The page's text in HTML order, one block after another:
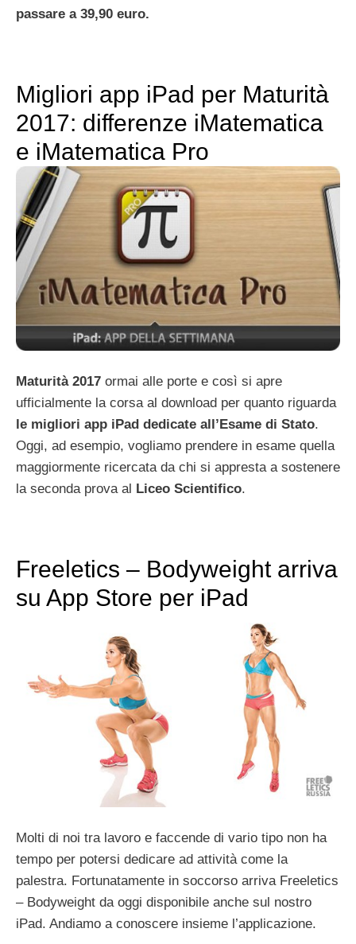
passare a 39,90 euro.
Migliori app iPad per Maturità
2017: differenze iMatematica
e iMatematica Pro
Maturità 2017 ormai alle porte e così si apre
ufficialmente la corsa al download per quanto riguarda
le migliori app iPad dedicate all’Esame di Stato.
Oggi, ad esempio, vogliamo prendere in esame quella
maggiormente ricercata da chi si appresta a sostenere
la seconda prova al Liceo Scientifico.
Freeletics – Bodyweight arriva
su App Store per iPad
Molti di noi tra lavoro e faccende di vario tipo non ha
tempo per potersi dedicare ad attività come la
palestra. Fortunatamente in soccorso arriva Freeletics
– Bodyweight da oggi disponibile anche sul nostro
iPad. Andiamo a conoscere insieme l’applicazione.